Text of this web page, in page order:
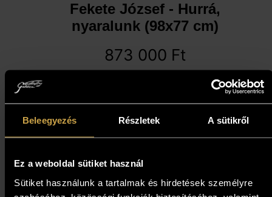
Beleegyezés Részletek A sütikről
Ez a weboldal sütiket használ
Sütiket használunk a tartalmak és hirdetések személyre
Fekete József - Hurrá,
nyaralunk (98x77 cm)
873 000 Ft